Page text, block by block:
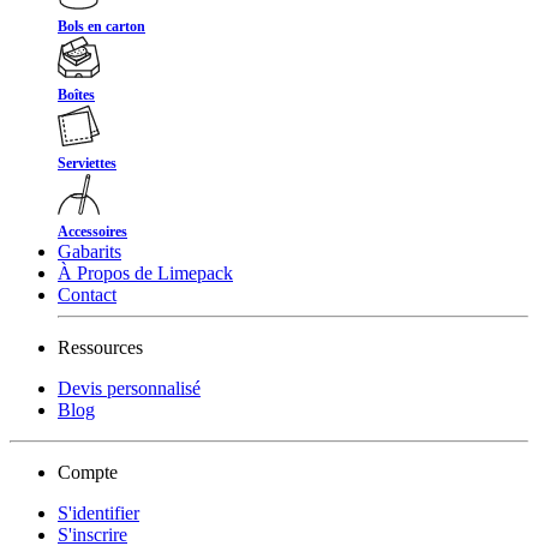
Bols en carton
Boîtes
Serviettes
Accessoires
Gabarits
À Propos de Limepack
Contact
Ressources
Devis personnalisé
Blog
Compte
S'identifier
S'inscrire